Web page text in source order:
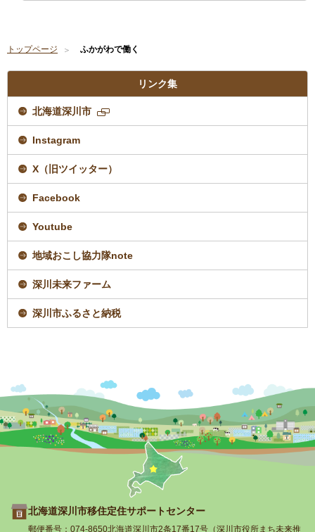
トップページ ふかがわで働く
リンク集
北海道深川市
ー
ジ
ま
Instagram
X（旧ツイッター）
Facebook
Youtube
地域おこし協力隊note
深川未来ファーム
深川市ふるさと納税
トップページへ戻
る
北海道深川市移住定住サポートセンター
郵便番号：074-8650北海道深川市2条17番17号（深川市役所まち未来推